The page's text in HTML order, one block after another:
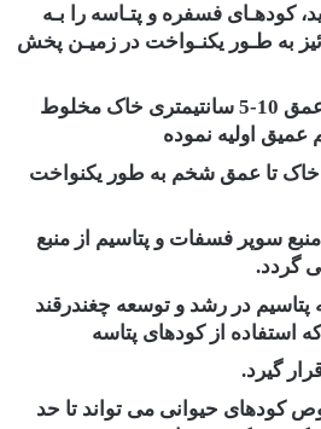
کودهـای فسفره و پتـاسه را بـه
به طـور یکنـواخت در زمیـن پخش
و ابتدا با دیسک سبک در عمق 10-5 سانتیمتری خاک مخلوط
اولیه نموده
تا عمق شخم به طور یکنواخت
سوپر فسفات و پتاسیم از منبع
گردد.
در رشد و توسعه چغندرقند
استفاده از کودهای پتاسه
گیرد.
کودهای حیوانی می تواند تا حد